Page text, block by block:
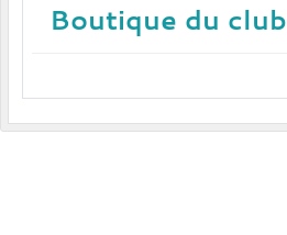
Boutique du club